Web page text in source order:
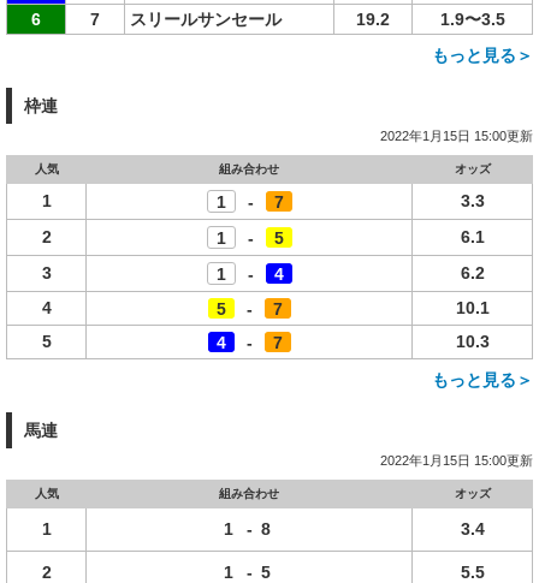
6
7 スリールサンセール 19.2
1.9〜3.5
もっと見る＞
枠連
2022年1月15日 15:00更新
人気 組み合わせ オッズ
1 1 - 7
3.3
2
1 - 5
6.1
3
1 - 4
6.2
4
5 - 7
10.1
5
4 - 7
10.3
もっと見る＞
馬連
2022年1月15日 15:00更新
人気 組み合わせ オッズ
1 1 - 8 3.4
2 1 - 5 5.5